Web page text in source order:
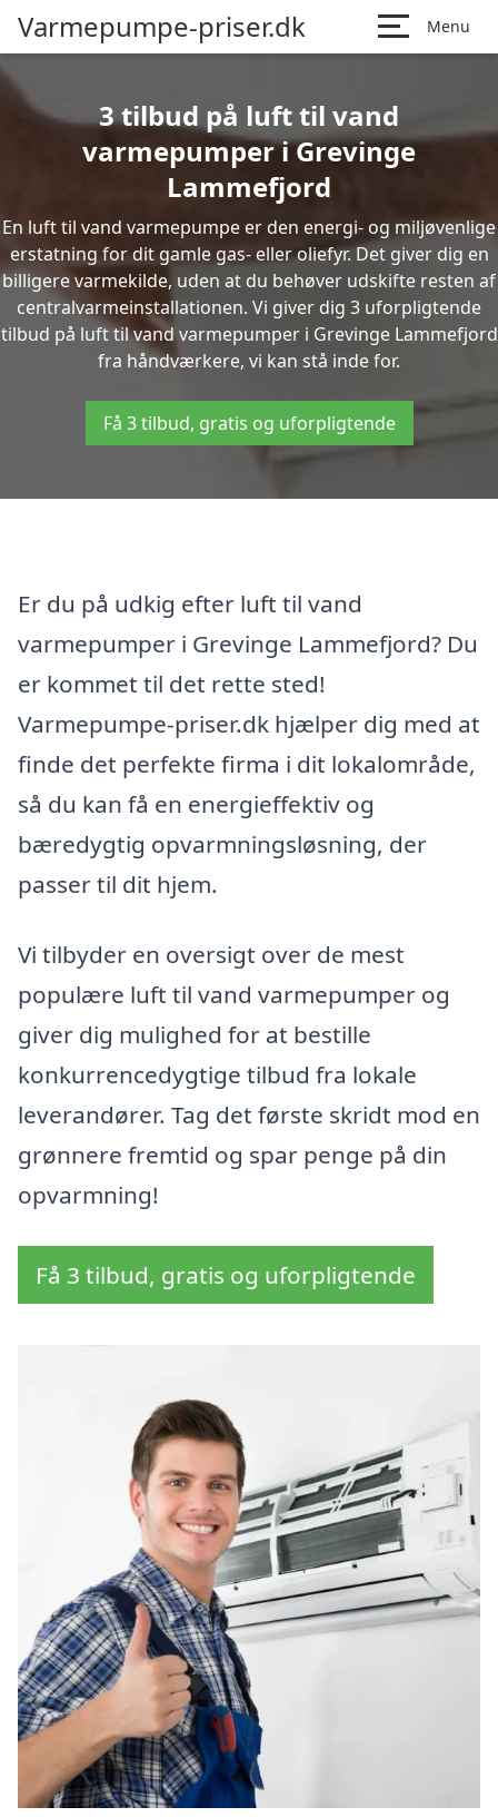
Varmepumpe-priser.dk Menu
3 tilbud på luft til vand
varmepumper i Grevinge
Lammefjord
En luft til vand varmepumpe er den energi- og miljøvenlige
erstatning for dit gamle gas- eller oliefyr. Det giver dig en
billigere varmekilde, uden at du behøver udskifte resten af
centralvarmeinstallationen. Vi giver dig 3 uforpligtende
tilbud på luft til vand varmepumper i Grevinge Lammefjord
fra håndværkere, vi kan stå inde for.
Få 3 tilbud, gratis og uforpligtende
Er du på udkig efter luft til vand
varmepumper i Grevinge Lammefjord? Du
er kommet til det rette sted!
Varmepumpe-priser.dk hjælper dig med at
finde det perfekte firma i dit lokalområde,
så du kan få en energieffektiv og
bæredygtig opvarmningsløsning, der
passer til dit hjem.
Vi tilbyder en oversigt over de mest
populære luft til vand varmepumper og
giver dig mulighed for at bestille
konkurrencedygtige tilbud fra lokale
leverandører. Tag det første skridt mod en
grønnere fremtid og spar penge på din
opvarmning!
Få 3 tilbud, gratis og uforpligtende